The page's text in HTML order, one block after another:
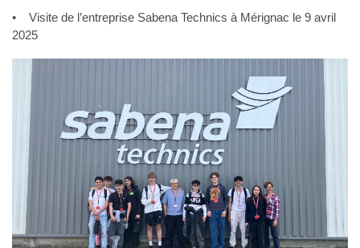
• Visite de l’entreprise Sabena Technics à Mérignac le 9 avril
2025